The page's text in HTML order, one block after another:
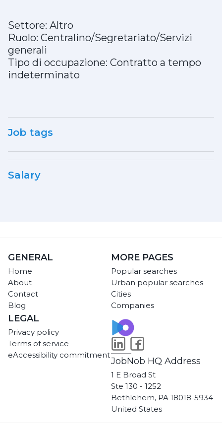
Settore: Altro
Ruolo: Centralino/Segretariato/Servizi
generali
Tipo di occupazione: Contratto a tempo
indeterminato
Job tags
Salary
GENERAL
Home
About
Contact
Blog
MORE PAGES
Popular searches
Urban popular searches
Cities
Companies
LEGAL
Privacy policy
Terms of service
eAccessibility commitment
JobNob HQ Address
1 E Broad St
Ste 130 - 1252
Bethlehem, PA 18018-5934
United States